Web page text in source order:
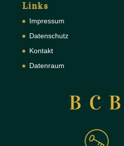
Links
Impressum
Datenschutz
Kontakt
Datenraum